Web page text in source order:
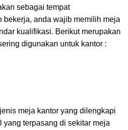
sebagai tempat
bekerja, anda wajib memilih meja
kualifikasi. Berikut merupakan
digunakan untuk kantor :
meja kantor yang dilengkapi
yang terpasang di sekitar meja